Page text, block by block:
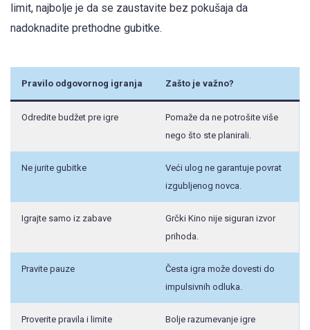
limit, najbolje je da se zaustavite bez pokušaja da
nadoknadite prethodne gubitke.
Pravilo odgovornog igranja Zašto je važno?
Odredite budžet pre igre
Pomaže da ne potrošite više
nego što ste planirali.
Ne jurite gubitke
Veći ulog ne garantuje povrat
izgubljenog novca.
Igrajte samo iz zabave
Grčki Kino nije siguran izvor
prihoda.
Pravite pauze
Česta igra može dovesti do
impulsivnih odluka.
Proverite pravila i limite
Bolje razumevanje igre